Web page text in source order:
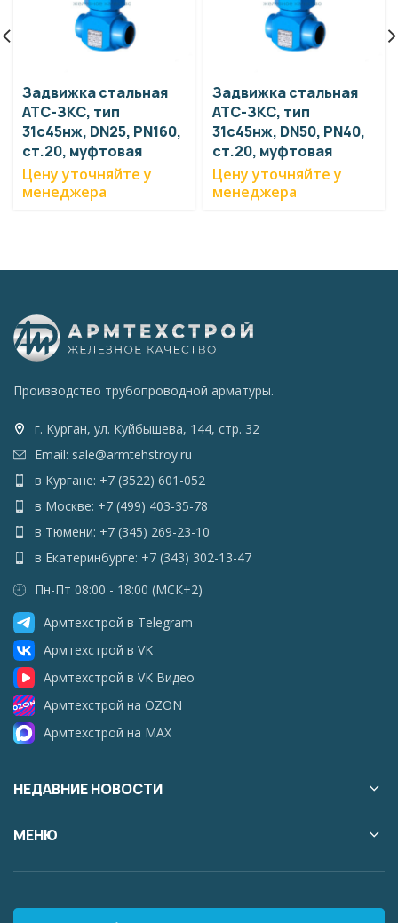
Задвижка стальная
АТС-ЗКС, тип
31с45нж, DN25, PN160,
ст.20, муфтовая
Цену уточняйте у
менеджера
Задвижка стальная
АТС-ЗКС, тип
31с45нж, DN50, PN40,
ст.20, муфтовая
Цену уточняйте у
менеджера
Производство трубопроводной арматуры.
г. Курган, ул. Куйбышева, 144, стр. 32
Email: sale@armtehstroy.ru
в Кургане: +7 (3522) 601-052
в Москве: +7 (499) 403-35-78
в Тюмени: +7 (345) 269-23-10
в Екатеринбурге: +7 (343) 302-13-47
Пн-Пт 08:00 - 18:00 (МСК+2)
Армтехстрой в Telegram
Армтехстрой в VK
Армтехстрой в VK Видео
Армтехстрой на OZON
Армтехстрой на MAX
НЕДАВНИЕ НОВОСТИ
МЕНЮ